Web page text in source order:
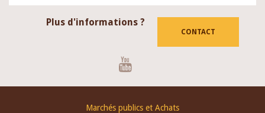
Plus d'informations ?
CONTACT
Marchés publics et Achats